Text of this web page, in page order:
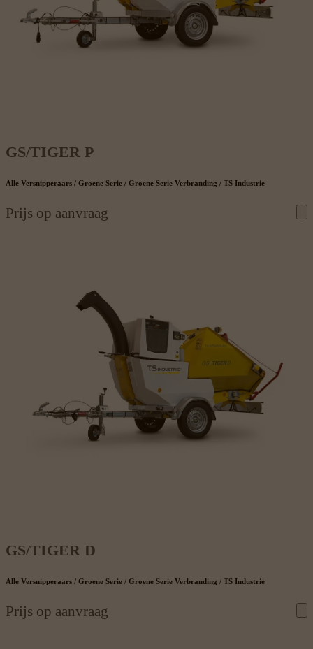
GS/TIGER P
Alle Versnipperaars / Groene Serie / Groene Serie Verbranding / TS Industrie
Prijs op aanvraag
GS/TIGER D
Alle Versnipperaars / Groene Serie / Groene Serie Verbranding / TS Industrie
Prijs op aanvraag